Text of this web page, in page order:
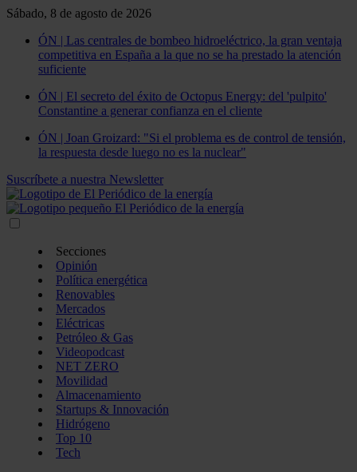
Sábado, 8 de agosto de 2026
ÓN | Las centrales de bombeo hidroeléctrico, la gran ventaja
competitiva en España a la que no se ha prestado la atención
suficiente
ÓN | El secreto del éxito de Octopus Energy: del 'pulpito'
Constantine a generar confianza en el cliente
ÓN | Joan Groizard: "Si el problema es de control de tensión,
la respuesta desde luego no es la nuclear"
Suscríbete a nuestra Newsletter
Secciones
Opinión
Política energética
Renovables
Mercados
Eléctricas
Petróleo & Gas
Videopodcast
NET ZERO
Movilidad
Almacenamiento
Startups & Innovación
Hidrógeno
Top 10
Tech